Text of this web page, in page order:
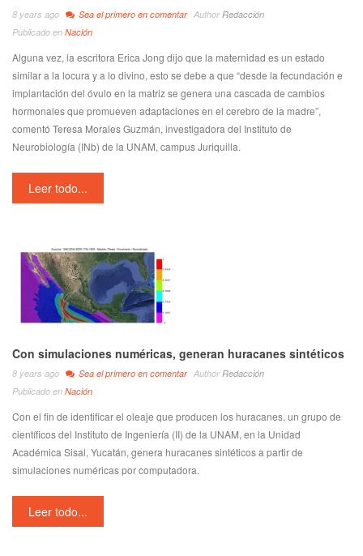
8 years ago Sea el primero en comentar Author Redacción
Publicado en Nación
Alguna vez, la escritora Erica Jong dijo que la maternidad es un estado
similar a la locura y a lo divino, esto se debe a que “desde la fecundación e
implantación del óvulo en la matriz se genera una cascada de cambios
hormonales que promueven adaptaciones en el cerebro de la madre”,
comentó Teresa Morales Guzmán, investigadora del Instituto de
Neurobiología (INb) de la UNAM, campus Juriquilla.
Leer todo...
Con simulaciones numéricas, generan huracanes sintéticos
8 years ago Sea el primero en comentar Author Redacción
Publicado en Nación
Con el fin de identificar el oleaje que producen los huracanes, un grupo de
científicos del Instituto de Ingeniería (II) de la UNAM, en la Unidad
Académica Sisal, Yucatán, genera huracanes sintéticos a partir de
simulaciones numéricas por computadora.
Leer todo...